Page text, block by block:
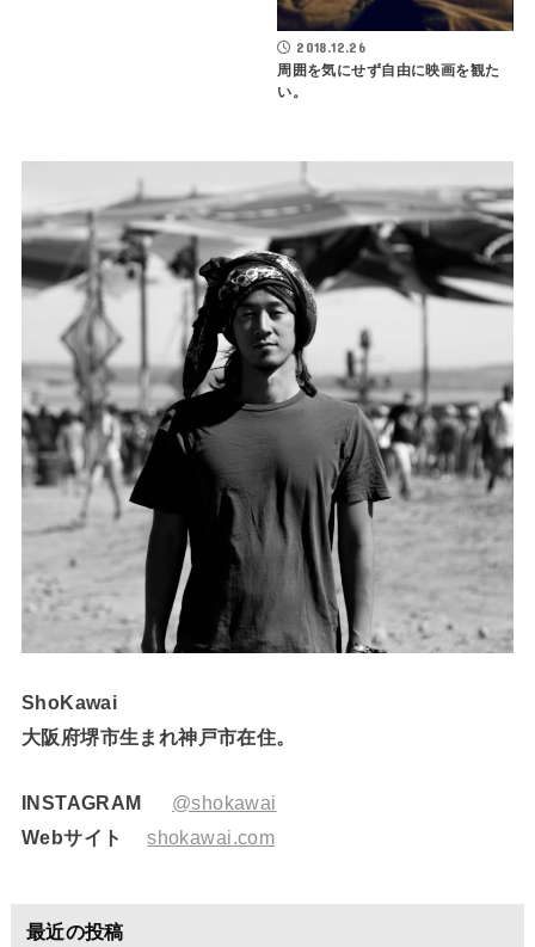
2018.12.26
周囲を気にせず自由に映画を観た
い。
ShoKawai
大阪府堺市生まれ神戸市在住。
INSTAGRAM
@shokawai
Webサイト
shokawai.com
最近の投稿